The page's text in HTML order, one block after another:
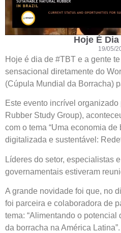
Hoje É
19/05/
Hoje é dia de #TBT e a gente
sensacional diretamente do
(Cúpula Mundial da Borracha)
Este evento incrível organizado
Rubber Study Group),
com o tema “Uma economia
digitalizada e sustentável:
Líderes do setor, especialistas
governamentais estiveram
A grande novidade foi que, no
foi parceira e colaboradora de
tema: “Alimentando o
da borracha na América